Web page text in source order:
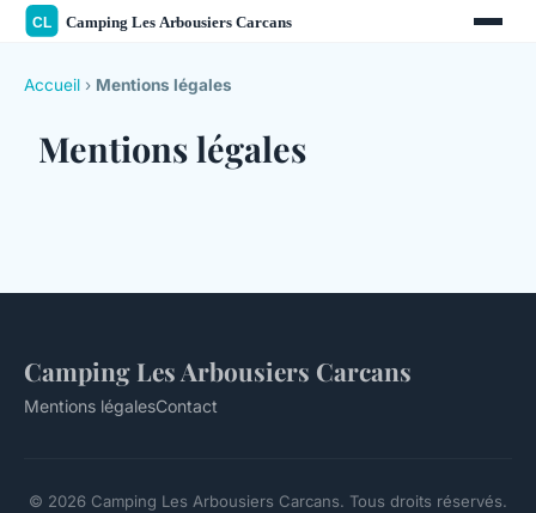
Accueil › Mentions légales
Mentions légales
Camping Les Arbousiers Carcans
Mentions légalesContact
© 2026 Camping Les Arbousiers Carcans. Tous droits réservés.